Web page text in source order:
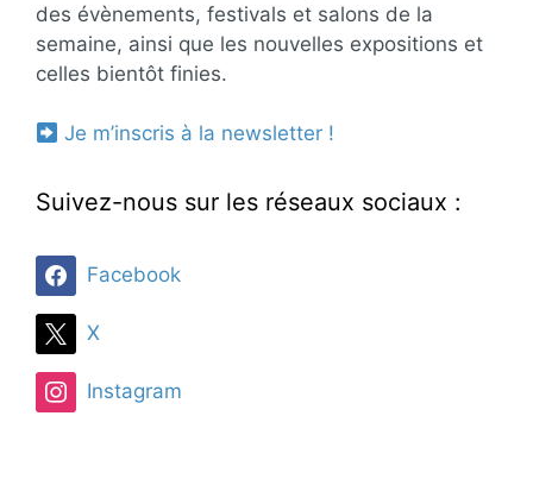
des évènements, festivals et salons de la
semaine, ainsi que les nouvelles expositions et
celles bientôt finies.
Je m’inscris à la newsletter !
Suivez-nous sur les réseaux sociaux :
Facebook
X
Instagram